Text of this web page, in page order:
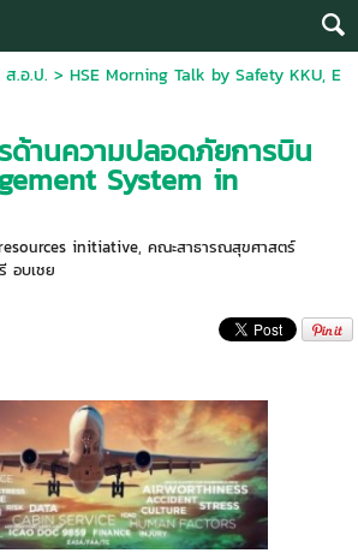
ส.อ.ป. > HSE Morning Talk by Safety KKU, E
ด้านความปลอดภัยการบิน
System in
initiative, คณะสาธารณสุขศาสตร์
อบเชย